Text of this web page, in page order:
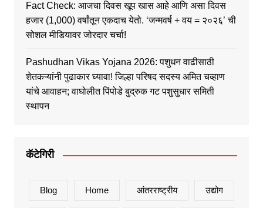
Fact Check: आजचा दिवस खूप खास आहे आणि असा दिवस
हजार (1,000) वर्षांतून एकदाच येतो. ‘जन्मवर्ष + वय = २०२६’ ची
सोशल मीडियावर जोरदार चर्चा!
Pashudhan Vikas Yojana 2026: पशुधन वाढीसाठी
शेतकऱ्यांनी पुढाकार घ्यावा! जिल्हा परिषद सदस्य अमित चव्हाण
यांचे आवाहन; वाघोलीत पिंपोडे बुद्रुक गट पशुसुधार समिती
स्थापन
कॅटेगिरी
Blog Home आंतरराष्ट्रीय उद्योग